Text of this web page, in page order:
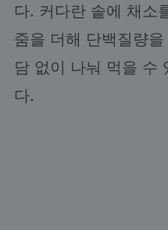
다. 커다란 솥에 채소
줌을 더해 단백질량
담 없이 나눠 먹을 수
다.